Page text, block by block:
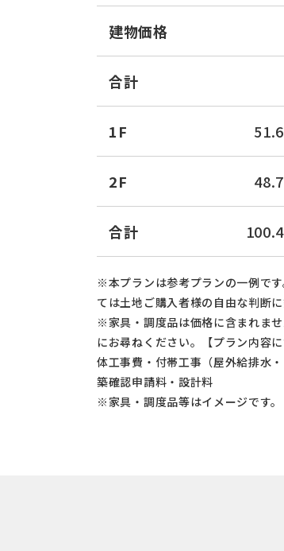
建物価格
合計
1F
2F
合計
※本プランは参考プランの一例で
ては土地ご購入者様の自由な判断に
※家具・調度品は価格に含まれま
にお尋ねください。【プラン内容
体工事費・付帯工事（屋外給排水
築確認申請料・設計料
※家具・調度品等はイメージです。